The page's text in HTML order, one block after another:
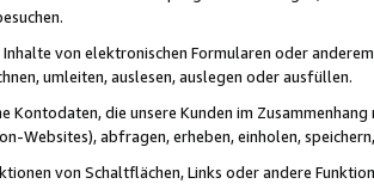
Inhalte von elektronischen Formularen oder
umleiten, auslesen, auslegen oder ausfüllen.
Kontodaten, die unsere Kunden im
Websites), abfragen, erheben, einholen,
von Schaltflächen, Links oder andere